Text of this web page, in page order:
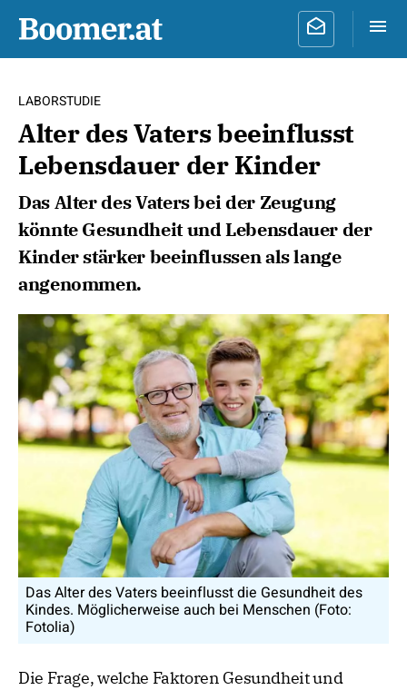
LABORSTUDIE
Alter des Vaters beeinflusst
Lebensdauer der Kinder
Das Alter des Vaters bei der Zeugung
könnte Gesundheit und Lebensdauer der
Kinder stärker beeinflussen als lange
angenommen.
Das Alter des Vaters beeinflusst die Gesundheit des
Kindes. Möglicherweise auch bei Menschen (Foto:
Fotolia)
Die Frage, welche Faktoren Gesundheit und